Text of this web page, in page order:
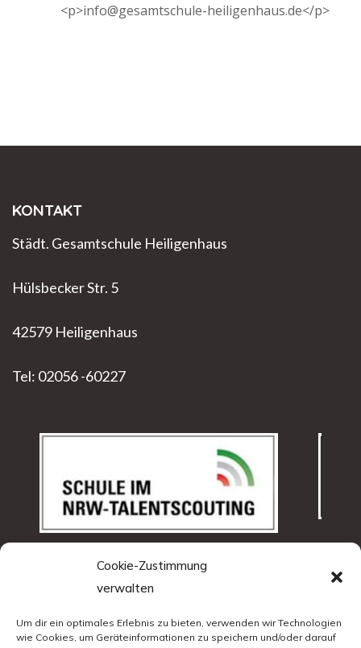
Cookie-Zustimmung
verwalten
Um dir ein optimales Erlebnis zu bieten, verwenden wir Technologien
wie Cookies, um Geräteinformationen zu speichern und/oder darauf
<p>info@gesamtschule-heiligenhaus.de</p>
KONTAKT
Städt. Gesamtschule Heiligenhaus
Hülsbecker Str. 5
42579 Heiligenhaus
Tel: 02056 -60227